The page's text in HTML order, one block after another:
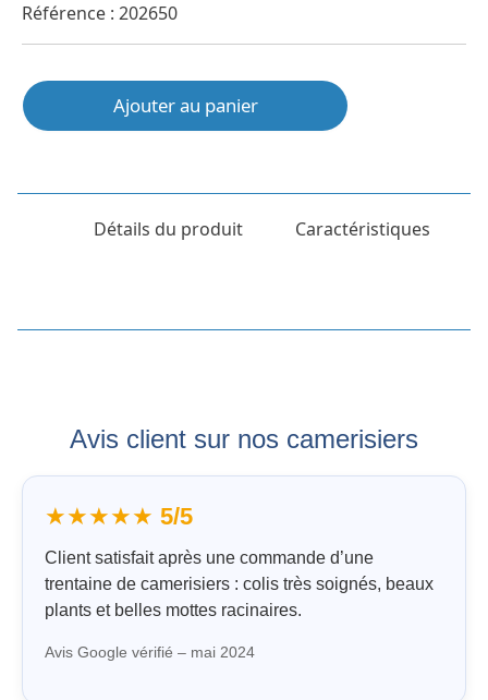
Référence : 202650
Ajouter au panier
Détails du produit Caractéristiques
Avis client sur nos camerisiers
★★★★★ 5/5
Client satisfait après une commande d’une
trentaine de camerisiers : colis très soignés, beaux
plants et belles mottes racinaires.
Avis Google vérifié – mai 2024